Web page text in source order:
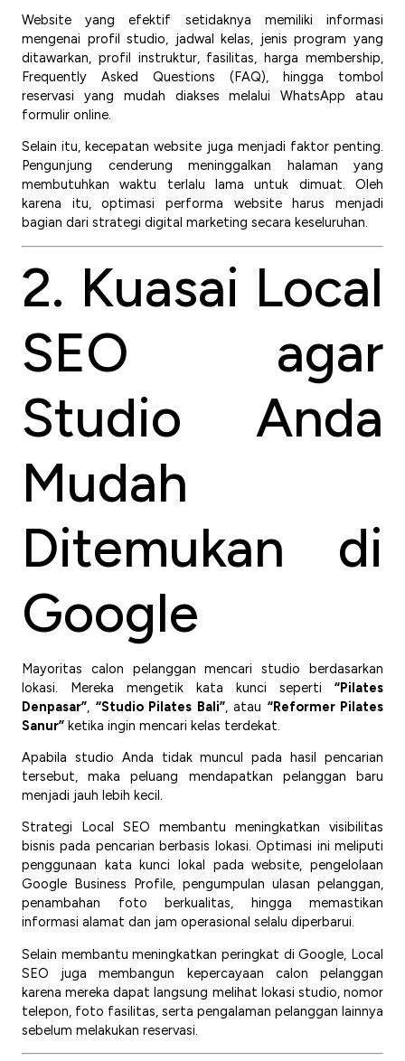
Website yang efektif setidaknya memiliki informasi
mengenai profil studio, jadwal kelas, jenis program yang
ditawarkan, profil instruktur, fasilitas, harga membership,
Frequently Asked Questions (FAQ), hingga tombol
reservasi yang mudah diakses melalui WhatsApp atau
formulir online.
Selain itu, kecepatan website juga menjadi faktor penting.
Pengunjung cenderung meninggalkan halaman yang
membutuhkan waktu terlalu lama untuk dimuat. Oleh
karena itu, optimasi performa website harus menjadi
bagian dari strategi digital marketing secara keseluruhan.
2. Kuasai Local
SEO agar
Studio Anda
Mudah
Ditemukan di
Google
Mayoritas calon pelanggan mencari studio berdasarkan
lokasi. Mereka mengetik kata kunci seperti “Pilates
Denpasar” “Studio Pilates Bali”, atau “Reformer Pilates
Sanur” ketika ingin mencari kelas terdekat.
Apabila studio Anda tidak muncul pada hasil pencarian
tersebut, maka peluang mendapatkan pelanggan baru
menjadi jauh lebih kecil.
Strategi Local SEO membantu meningkatkan visibilitas
bisnis pada pencarian berbasis lokasi. Optimasi ini meliputi
penggunaan kata kunci lokal pada website, pengelolaan
Google Business Profile, pengumpulan ulasan pelanggan,
penambahan foto berkualitas, hingga memastikan
informasi alamat dan jam operasional selalu diperbarui.
Selain membantu meningkatkan peringkat di Google, Local
SEO juga membangun kepercayaan calon pelanggan
karena mereka dapat langsung melihat lokasi studio, nomor
telepon, foto fasilitas, serta pengalaman pelanggan lainnya
sebelum melakukan reservasi.